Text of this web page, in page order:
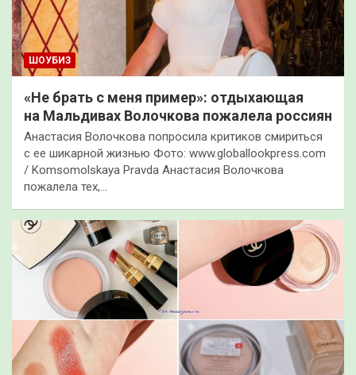
ШОУБИЗ
«Не брать с меня пример»: отдыхающая
на Мальдивах Волочкова пожалела россиян
Анастасия Волочкова попросила критиков смириться
с ее шикарной жизнью Фото: www.globallookpress.com
/ Komsomolskaya Pravda Анастасия Волочкова
пожалела тех,…